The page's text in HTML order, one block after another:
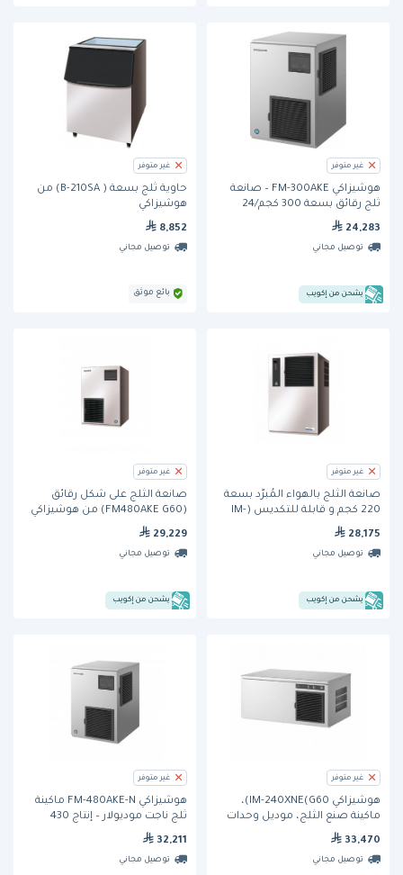
غير متوفر
هوشيزاكي FM-300AKE – صانعة
ثلج رقائق بسعة 300 كجم/24
24,283
توصيل مجاني
يشحن من إكويب
غير متوفر
حاوية ثلج بسعة ( B-210SA) من
هوشيزاكي
8,852
توصيل مجاني
بائع موثق
غير متوفر
صانعة الثلج بالهواء المُبرَّد بسعة
220 كجم و قابلة للتكديس (IM-
240ANE) من هوشيزاكي
28,175
توصيل مجاني
يشحن من إكويب
غير متوفر
صانعة الثلج على شكل رقائق
(FM480AKE G60) من هوشيزاكي
29,229
توصيل مجاني
يشحن من إكويب
غير متوفر
هوشيزاكي IM-240XNE(G60)،
ماكينة صنع الثلج، موديل وحدات
كجم/يوم.
33,470
توصيل مجاني
غير متوفر
هوشيزاكي FM-480AKE-N ماكينة
ثلج ناجت موديولار – إنتاج 430
32,211
توصيل مجاني